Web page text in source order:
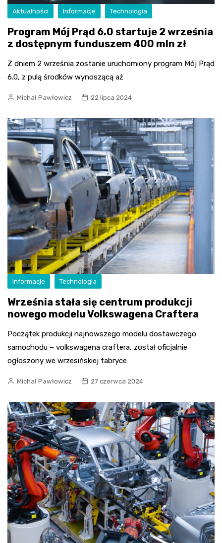
Aktualności Informacje Technologia
Program Mój Prąd 6.0 startuje 2 września
z dostępnym funduszem 400 mln zł
Z dniem 2 września zostanie uruchomiony program Mój Prąd
6.0, z pulą środków wynoszącą aż
Michał Pawłowicz 22 lipca 2024
Informacje Technologia
Września stała się centrum produkcji
nowego modelu Volkswagena Craftera
Początek produkcji najnowszego modelu dostawczego
samochodu – volkswagena craftera, został oficjalnie
ogłoszony we wrzesińskiej fabryce
Michał Pawłowicz 27 czerwca 2024